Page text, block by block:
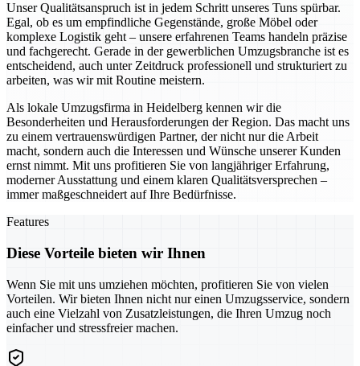
Unser Qualitätsanspruch ist in jedem Schritt unseres Tuns spürbar.
Egal, ob es um empfindliche Gegenstände, große Möbel oder
komplexe Logistik geht – unsere erfahrenen Teams handeln präzise
und fachgerecht. Gerade in der gewerblichen Umzugsbranche ist es
entscheidend, auch unter Zeitdruck professionell und strukturiert zu
arbeiten, was wir mit Routine meistern.
Als lokale Umzugsfirma in Heidelberg kennen wir die
Besonderheiten und Herausforderungen der Region. Das macht uns
zu einem vertrauenswürdigen Partner, der nicht nur die Arbeit
macht, sondern auch die Interessen und Wünsche unserer Kunden
ernst nimmt. Mit uns profitieren Sie von langjähriger Erfahrung,
moderner Ausstattung und einem klaren Qualitätsversprechen –
immer maßgeschneidert auf Ihre Bedürfnisse.
Features
Diese Vorteile bieten wir Ihnen
Wenn Sie mit uns umziehen möchten, profitieren Sie von vielen
Vorteilen. Wir bieten Ihnen nicht nur einen Umzugsservice, sondern
auch eine Vielzahl von Zusatzleistungen, die Ihren Umzug noch
einfacher und stressfreier machen.